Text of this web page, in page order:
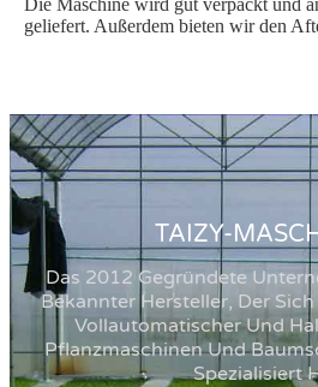
geliefert. Außerdem bieten wir den
TAIZY-
Das 2012 Gegründete
Bekannter Hersteller, Der
Vollautomatischer Und
Pflanzmaschinen Und
Spezialisiert